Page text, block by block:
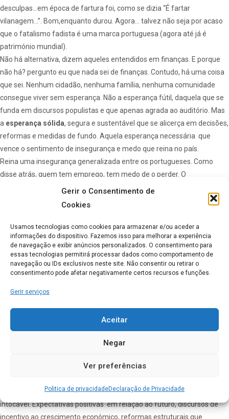
Gerir o Consentimento de
Cookies
Usamos tecnologias como cookies para armazenar e/ou aceder a
informações do dispositivo. Fazemos isso para melhorar a experiência
de navegação e exibir anúncios personalizados. O consentimento para
essas tecnologias permitirá processar dados como comportamento de
navegação ou IDs exclusivos neste site. Não consentir ou retirar o
consentimento pode afetar negativamente certos recursos e funções.
Gerir serviços
Aceitar
Negar
Ver preferências
Politica de privacidadeDeclaração de Privacidade
desculpas…em época de fartura foi, como se dizia “É fartar
vilanagem…”. Bom,enquanto durou. Agora… talvez não seja por acaso
que o fatalismo fadista é uma marca portuguesa (agora até já é
património mundial).
Não há alternativa, dizem aqueles entendidos em finanças. E porque
não há? pergunto eu que nada sei de finanças. Contudo, há uma coisa
que sei. Nenhum cidadão, nenhuma família, nenhuma comunidade
consegue viver sem esperança. Não a esperança fútil, daquela que se
funda em discursos populistas e que apenas agrada ao auditório. Mas
a esperança sólida, segura e sustentável que se alicerça em decisões,
reformas e medidas de fundo. Aquela esperança necessária que
vence o sentimento de insegurança e medo que reina no país.
Reina uma insegurança generalizada entre os portugueses. Como
disse atrás, quem tem emprego, tem medo de o perder. O
desempregado receia nunca mais ter emprego, o empresário anda
inseguro porque não sabe se tem crédito para segurar a empresa. O
primeiro em relação a isto, foi infeliz…). O trabalhador dos 40/50 anos
está angustiado pela possibilidade de no final da sua vida ativa, ter
apenas metade da sua reforma… O
idoso ou idosa que vive no
lar de
idososlá da aldeia ou mesmo da cidade mais próxima não ter dinheiro
para suportar o custo do mesmo.
A tudo isto eu acho normal, pois foram anos e anos de retórica ilusória
da responsabilidade, do compromisso comum, inscreve a ideia de
esperança. Trabalhemos juntos porque assim será melhor. Soframos
assim será possível a vitória e a paz. O direito à esperança não tem as
contabilísticos. E até os reconhece se a esperança permanecer
intocável. Expectativas positivas em relação ao futuro, discursos de
incentivo ao crescimento económico, reformas estruturais que